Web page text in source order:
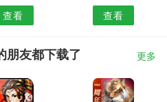
查看 查看
朋友都下载了 更多